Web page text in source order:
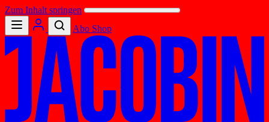
Zum Inhalt springen
Abo Shop